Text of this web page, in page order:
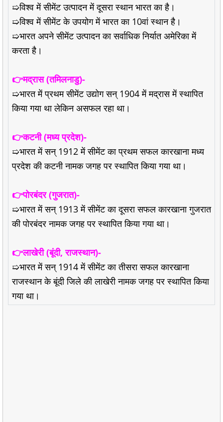
➯विश्व में सीमेंट उत्पादन में दूसरा स्थान भारत का है।
➯विश्व में सीमेंट के उपयोग में भारत का 10वां स्थान है।
➯भारत अपने सीमेंट उत्पादन का सर्वाधिक निर्यात अमेरिका में
करता है।
👉मद्रास (तमिलनाडु)-
➯भारत में प्रथम सीमेंट उद्योग सन् 1904 में मद्रास में स्थापित
किया गया था लेकिन असफल रहा था।
👉कटनी (मध्य प्रदेश)-
➯भारत में सन् 1912 में सीमेंट का प्रथम सफल कारखाना मध्य
प्रदेश की कटनी नामक जगह पर स्थापित किया गया था।
👉पोरबंदर (गुजरात)-
➯भारत में सन् 1913 में सीमेंट का दूसरा सफल कारखाना गुजरात
की पोरबंदर नामक जगह पर स्थापित किया गया था।
👉लाखेरी (बूंदी, राजस्थान)-
➯भारत में सन् 1914 में सीमेंट का तीसरा सफल कारखाना
राजस्थान के बूंदी जिले की लाखेरी नामक जगह पर स्थापित किया
गया था।